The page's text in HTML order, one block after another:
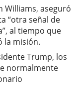
Williams, aseguró
“otra señal de
al tiempo que
la misión.
Trump, los
normalmente